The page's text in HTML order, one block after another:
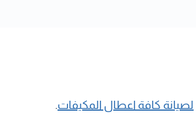
لصيانة كافة اعطال المكيفات.